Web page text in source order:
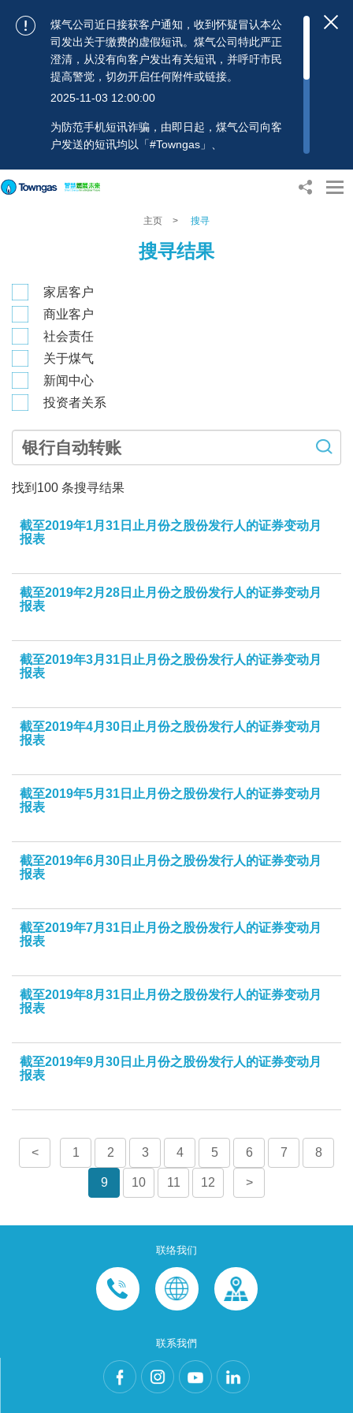
煤气公司近日接获客户通知，收到怀疑冒认本公
司发出关于缴费的虚假短讯。煤气公司特此严正
澄清，从没有向客户发出有关短讯，并呼吁市民
提高警觉，切勿开启任何附件或链接。
2025-11-03 12:00:00
为防范手机短讯诈骗，由即日起，煤气公司向客
户发送的短讯均以「#Towngas」、
启任何可疑附件或连结，并避免向来历不明的发
个人资料，以免蒙受损失。若有任何疑问，可随
邮：towngas.cs@towngas.com 查询。
主页 > 搜寻
搜寻结果
家居客户
商业客户
社会责任
关于煤气
新闻中心
投资者关系
找到 100 条搜寻结果
截至2019年1月31日止月份之股份发行人的证券变动月
报表
截至2019年2月28日止月份之股份发行人的证券变动月
报表
截至2019年3月31日止月份之股份发行人的证券变动月
报表
截至2019年4月30日止月份之股份发行人的证券变动月
报表
截至2019年5月31日止月份之股份发行人的证券变动月
报表
截至2019年6月30日止月份之股份发行人的证券变动月
报表
截至2019年7月31日止月份之股份发行人的证券变动月
报表
截至2019年8月31日止月份之股份发行人的证券变动月
报表
截至2019年9月30日止月份之股份发行人的证券变动月
报表
< 1 2 3 4 5 6 7 8
9 10 11 12 >
联络我们
联系我們